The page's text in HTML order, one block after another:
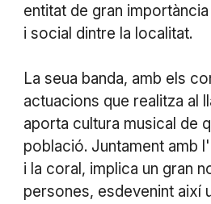
entitat de gran
i social dintre la localitat.
La seua banda, amb els
actuacions que realitza al
aporta cultura musical de
població. Juntament amb
i la coral, implica un gran
persones, esdevenint així